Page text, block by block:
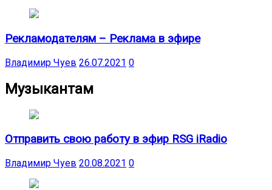
Рекламодателям – Реклама в эфире
Владимир Чуев 26.07.2021 0
Музыкантам
Отправить свою работу в эфир RSG iRadio
Владимир Чуев 20.08.2021 0